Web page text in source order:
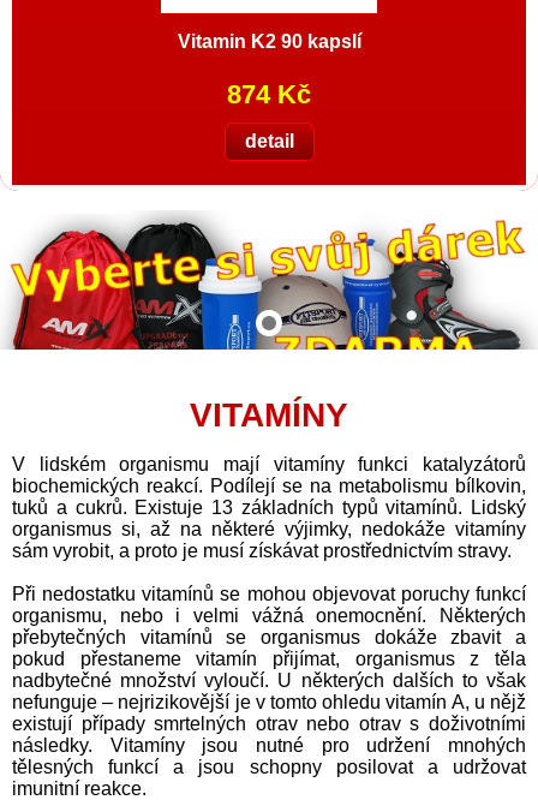
VITAMÍNY
V lidském organismu mají vitamíny funkci katalyzátorů
biochemických reakcí. Podílejí se na metabolismu bílkovin,
tuků a cukrů. Existuje 13 základních typů vitamínů. Lidský
organismus si, až na některé výjimky, nedokáže vitamíny
sám vyrobit, a proto je musí získávat prostřednictvím stravy.
Při nedostatku vitamínů se mohou objevovat poruchy funkcí
organismu, nebo i velmi vážná onemocnění. Některých
přebytečných vitamínů se organismus dokáže zbavit a
pokud přestaneme vitamín přijímat, organismus z těla
nadbytečné množství vyloučí. U některých dalších to však
nefunguje – nejrizikovější je v tomto ohledu vitamín A, u nějž
existují případy smrtelných otrav nebo otrav s doživotními
následky. Vitamíny jsou nutné pro udržení mnohých
tělesných funkcí a jsou schopny posilovat a udržovat
imunitní reakce.
Vitamin K2 90 kapslí
874 Kč
detail